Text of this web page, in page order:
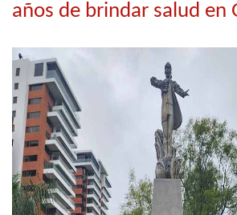
años de brindar salud en